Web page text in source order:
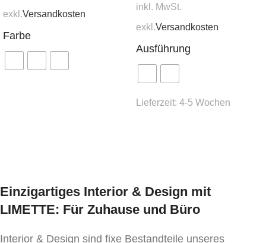
exkl.Versandkosten
Farbe
inkl. MwSt.
exkl.Versandkosten
Ausführung
Lieferzeit: 4-5 Wochen
Einzigartiges Interior & Design mit
LIMETTE: Für Zuhause und Büro
Interior & Design sind fixe Bestandteile unseres